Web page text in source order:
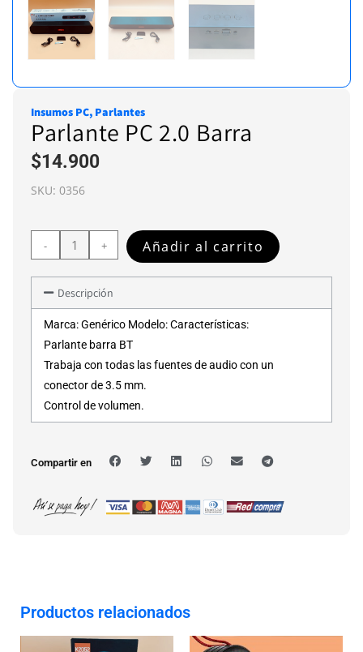
Insumos PC, Parlantes
Parlante PC 2.0 Barra
$14.900
SKU: 0356
- + Añadir al carrito
Descripción
Marca: Genérico Modelo: Características:
Parlante barra BT
Trabaja con todas las fuentes de audio con un
conector de 3.5 mm.
Control de volumen.
Compartir en
Productos relacionados